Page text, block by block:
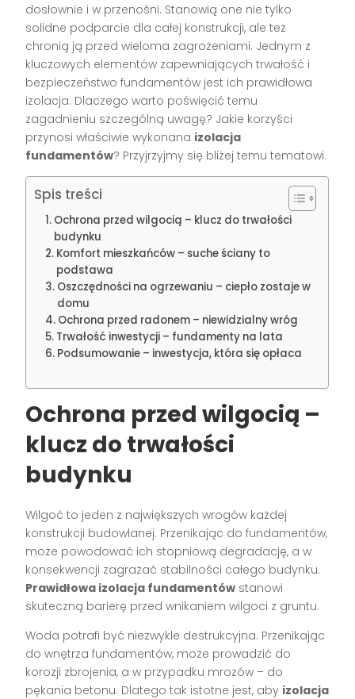
dosłownie i w przenośni. Stanowią one nie tylko
solidne podparcie dla całej konstrukcji, ale też
chronią ją przed wieloma zagrożeniami. Jednym z
kluczowych elementów zapewniających trwałość i
bezpieczeństwo fundamentów jest ich prawidłowa
izolacja. Dlaczego warto poświęcić temu
zagadnieniu szczególną uwagę? Jakie korzyści
przynosi właściwie wykonana izolacja
fundamentów? Przyjrzyjmy się bliżej temu tematowi.
Spis treści
Ochrona przed wilgocią – klucz do trwałości
budynku
Komfort mieszkańców – suche ściany to
podstawa
Oszczędności na ogrzewaniu – ciepło zostaje w
domu
Ochrona przed radonem – niewidzialny wróg
Trwałość inwestycji – fundamenty na lata
Podsumowanie – inwestycja, która się opłaca
Ochrona przed wilgocią –
klucz do trwałości
budynku
Wilgoć to jeden z największych wrogów każdej
konstrukcji budowlanej. Przenikając do fundamentów,
może powodować ich stopniową degradację, a w
konsekwencji zagrażać stabilności całego budynku.
Prawidłowa izolacja fundamentów stanowi
skuteczną barierę przed wnikaniem wilgoci z gruntu.
Woda potrafi być niezwykle destrukcyjna. Przenikając
do wnętrza fundamentów, może prowadzić do
korozji zbrojenia, a w przypadku mrozów – do
pękania betonu. Dlatego tak istotne jest, aby izolacja